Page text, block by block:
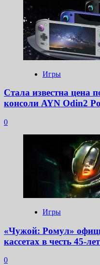
Игры
Стала известна цена
консоли AYN Odin2
0
Игры
«Чужой: Ромул»
кассетах в честь 45-
0